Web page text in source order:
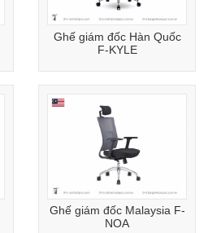
Ghế giám đốc Hàn Quốc
F-KYLE
Ghế giám đốc Malaysia F-
NOA